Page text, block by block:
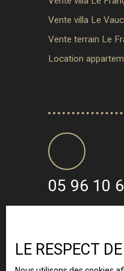
Vente villa Le
Vente terrain Le
Location
05 96 10
LE RESPECT